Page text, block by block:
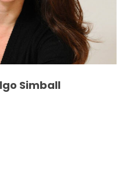
Simball